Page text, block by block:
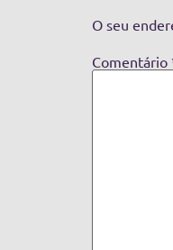
O seu
Comentário